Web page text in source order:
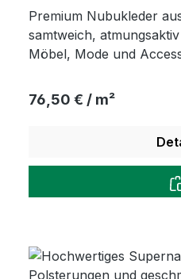
Premium Nubukleder
samtweich,
Möbel, Mode und
Regulärer Preis:
76,50 € / m²